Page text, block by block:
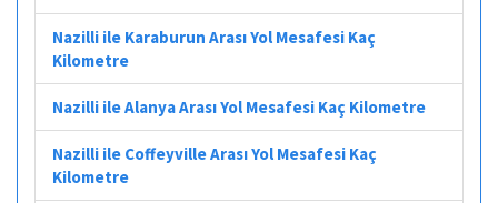
Nazilli ile Karaburun Arası Yol Mesafesi Kaç
Kilometre
Nazilli ile Alanya Arası Yol Mesafesi Kaç Kilometre
Nazilli ile Coffeyville Arası Yol Mesafesi Kaç
Kilometre